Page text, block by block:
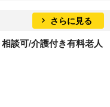
さらに見る
談可/介護付き有料老人